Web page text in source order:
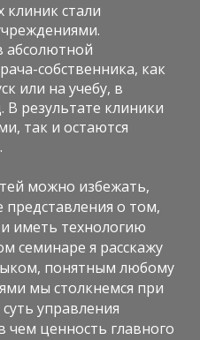
клиник стали
абсолютной
собственника, как
или на учебу, в
В результате клиники
так и остаются
можно избежать,
о том,
иметь технологию
семинаре я расскажу
понятным любому
мы столкнемся при
управления
ценность главного